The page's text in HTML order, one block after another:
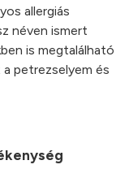
allergiás
néven ismert
is megtalálható
petrezselyem és